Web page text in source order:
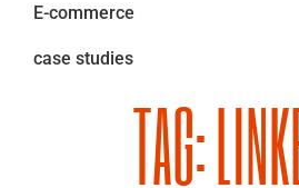
TAG:
E-commerce
case studies